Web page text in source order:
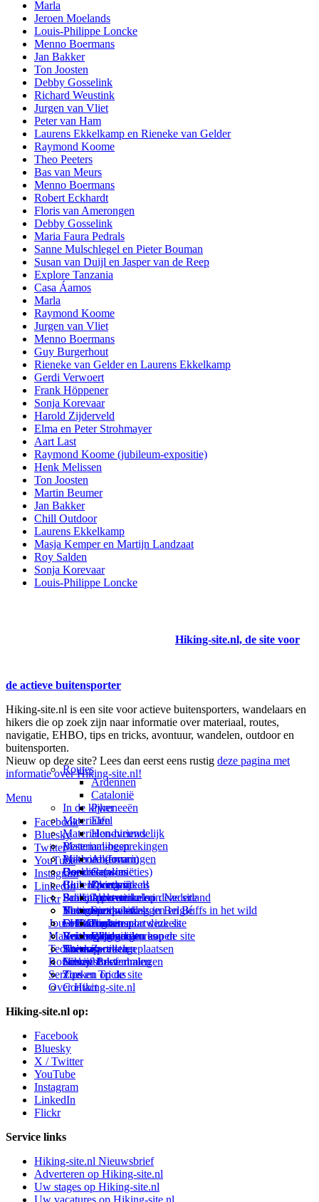
Marla
Jeroen Moelands
Louis-Philippe Loncke
Menno Boermans
Jan Bakker
Ton Joosten
Debby Gosselink
Richard Weustink
Jurgen van Vliet
Peter van Ham
Laurens Ekkelkamp en Rieneke van Gelder
Raymond Koome
Theo Peeters
Bas van Meurs
Menno Boermans
Robert Eckhardt
Floris van Amerongen
Debby Gosselink
Maria Faura Pedrals
Sanne Mulschlegel en Pieter Bouman
Susan van Duijl en Jasper van de Reep
Explore Tanzania
Casa Áamos
Marla
Raymond Koome
Jurgen van Vliet
Menno Boermans
Guy Burgerhout
Rieneke van Gelder en Laurens Ekkelkamp
Gerdi Verwoert
Frank Höppener
Sonja Korevaar
Harold Zijderveld
Elma en Peter Strohmayer
Aart Last
Raymond Koome (jubileum-expositie)
Henk Melissen
Ton Joosten
Martin Beumer
Jan Bakker
Chill Outdoor
Laurens Ekkelkamp
Masja Kemper en Martijn Landzaat
Roy Salden
Sonja Korevaar
Louis-Philippe Loncke
Hiking-site.nl, de site voor
de actieve buitensporter
Hiking-site.nl is een site voor actieve buitensporters, wandelaars en
hikers die op zoek zijn naar informatie over materiaal, routes,
navigatie, EHBO, tips en tricks, avontuur, wandelen, outdoor en
buitensporten.
Nieuw op deze site? Lees dan eerst eens rustig deze pagina met
informatie over Hiking-site.nl!
Menu
Facebook
Bluesky
Twitter
YouTube
Instagram
LinkedIn
Flickr
Jouw Hiking-site.nl
Prikbord (forum)
Goodies (winacties)
Club Hiking-site.nl
Schrijfblok-artikelen
Virtuele exposities
Fotoalbums
Materialen: kiezen en kopen
In de kijker
Materialen
Materialen-nieuws
Materiaal-besprekingen
Materiaal-ervaringen
Boekrecensies
Buitensportwinkels
Buitensportwinkels in Nederland
Buitensportwinkels in Belgié
Online buitensportwinkels
Reisboekhandels
Technieken
Navigatie
EHBO
Verzorging
Thema-artikelen
Routes en Bestemmingen
Routes
Ardennen
Catalonië
Pyreneeën
Eifel
Hondvriendelijk
Bestemmingen
Andorra
Catalonië
Zweden
Paalkamperen
Thema-artikelen
Andorra
Catalonië
Zweden
Schrijfblokverhalen
Service
Buitensportvacatures
Buitensportstageplaatsen
Links
Tips en Tricks
Over Hiking-site.nl
Deze site
Over mij
Adverteren op deze site
Summit-vlaggen en Buffs in het wild
Linken naar deze site
Wijzigingen aan de site
Sitemap
Nieuwsbrief
Zoeken op de site
Contact
Hiking-site.nl op:
Facebook
Bluesky
X / Twitter
YouTube
Instagram
LinkedIn
Flickr
Service links
Hiking-site.nl Nieuwsbrief
Adverteren op Hiking-site.nl
Uw stages op Hiking-site.nl
Uw vacatures op Hiking-site.nl